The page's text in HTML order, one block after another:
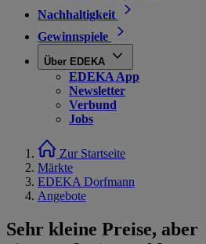
Nachhaltigkeit
Gewinnspiele
Über EDEKA
EDEKA App
Newsletter
Verbund
Jobs
Zur Startseite
Märkte
EDEKA Dorfmann
Angebote
Sehr kleine Preise, aber